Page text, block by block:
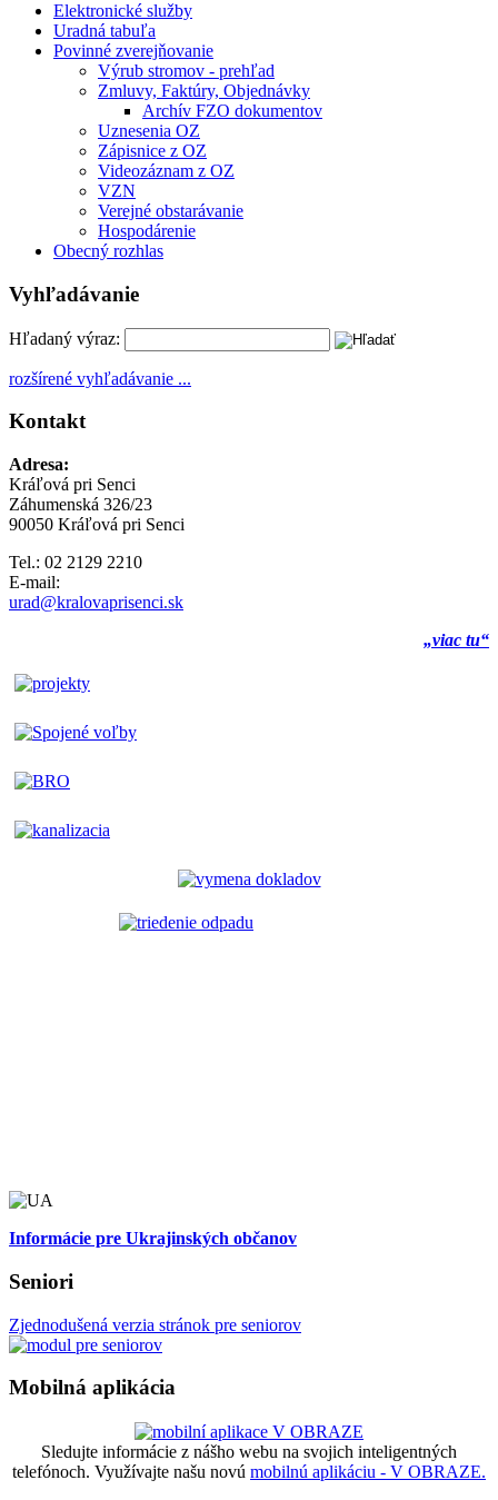
Elektronické služby
Uradná tabuľa
Povinné zverejňovanie
Výrub stromov - prehľad
Zmluvy, Faktúry, Objednávky
Archív FZO dokumentov
Uznesenia OZ
Zápisnice z OZ
Videozáznam z OZ
VZN
Verejné obstarávanie
Hospodárenie
Obecný rozhlas
Vyhľadávanie
Hľadaný výraz:
rozšírené vyhľadávanie ...
Kontakt
Adresa:
Kráľová pri Senci
Záhumenská 326/23
90050 Kráľová pri Senci
Tel.: 02 2129 2210
E-mail:
urad@kralovaprisenci.sk
„viac tu“
Informácie pre Ukrajinských občanov
Seniori
Zjednodušená verzia stránok pre seniorov
Mobilná aplikácia
Sledujte informácie z nášho webu na svojich inteligentných
telefónoch. Využívajte našu novú mobilnú aplikáciu - V OBRAZE.